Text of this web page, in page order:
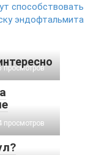
способствовать
эндофтальмита
просмотров
просмотров